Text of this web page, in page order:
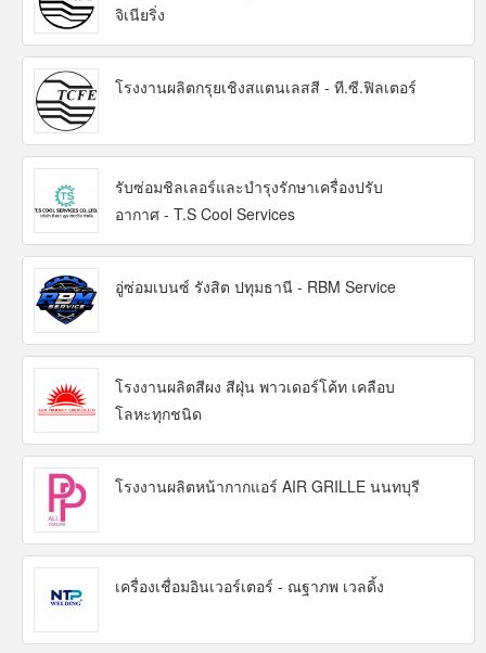
จิเนียริ่ง
โรงงานผลิตกรุยเชิงสแตนเลสสี - ที.ซี.ฟิลเตอร์
รับซ่อมชิลเลอร์และบำรุงรักษาเครื่องปรับ
อากาศ - T.S Cool Services
อู่ซ่อมเบนซ์ รังสิต ปทุมธานี - RBM Service
โรงงานผลิตสีผง สีฝุ่น พาวเดอร์โค้ท เคลือบ
โลหะทุกชนิด
โรงงานผลิตหน้ากากแอร์ AIR GRILLE นนทบุรี
เครื่องเชื่อมอินเวอร์เตอร์ - ณฐาภพ เวลดิ้ง